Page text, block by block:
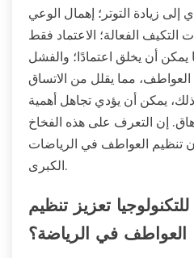
زيادة التوتر؛ إهمال الوعي
التكيف الفعالة؛ الاعتماد فقط
يمكن أن يخلق اعتمادًا؛ والفشل
مما يقلل من الاتساق
ذلك، يمكن أن يؤدي تجاهل أهمية
إن التعرف على هذه الفخاخ
تنظيم العواطف في الرياضات
الكبرى.
تعزيز تنظيم
العواطف في الرياضة؟